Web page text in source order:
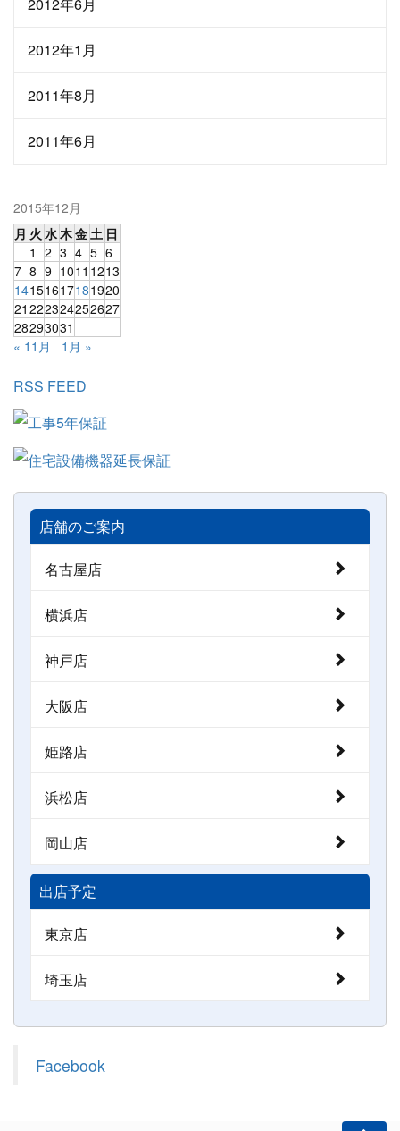
2012年1月
2011年8月
2011年6月
2015年12月
月 火 水木金 土 日
1 2 3 4 5 6
7 8 9 1011 1213
14151617181920
21 222324252627
28293031
« 11月
1月 »
RSS FEED
店舗のご案内
名古屋店
横浜店
神戸店
大阪店
姫路店
浜松店
岡山店
出店予定
東京店
埼玉店
Facebook